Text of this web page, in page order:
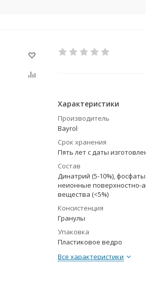
Характеристики
Производитель
Bayrol
Срок хранения
Пять лет с даты
Состав
Динатрий (5-10%), фосфаты
неионные поверхностно-
вещества (<5%)
Консистенция
Гранулы
Упаковка
Пластиковое ведро
Все характеристики